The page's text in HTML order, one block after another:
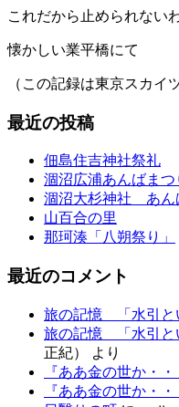
これだから止められない
懐かしい業平橋にて
（この記録は東京スカイ
最近の投稿
佃島住吉神社祭礼
涸沼広浦あんばまつ
涸沼大杉神社 あん
山百合の里
那珂湊「八朔祭り」
最近のコメント
旅の記憶 「水引と
旅の記憶 「水引と
正紀）
より
『ああ金の世か・・
『ああ金の世か・・